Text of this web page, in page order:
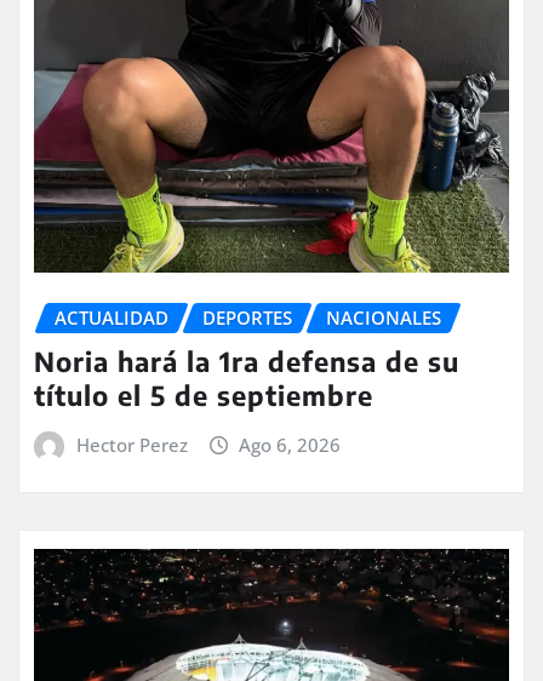
ACTUALIDAD DEPORTES NACIONALES
Noria hará la 1ra defensa de su
título el 5 de septiembre
Hector Perez Ago 6, 2026